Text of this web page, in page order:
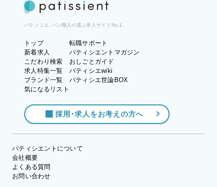
パティシエ、パン職人の選ぶ求人サイトNo.1
トップ
新着求人
こだわり検索
求人特集一覧
ブランド一覧
気になるリスト
転職サポート
パティシエントマガジン
おしごとガイド
パティシエwiki
パティシエ世論BOX
採用・求人をお考えの方へ
パティシエントについて
会社概要
よくある質問
お問い合わせ